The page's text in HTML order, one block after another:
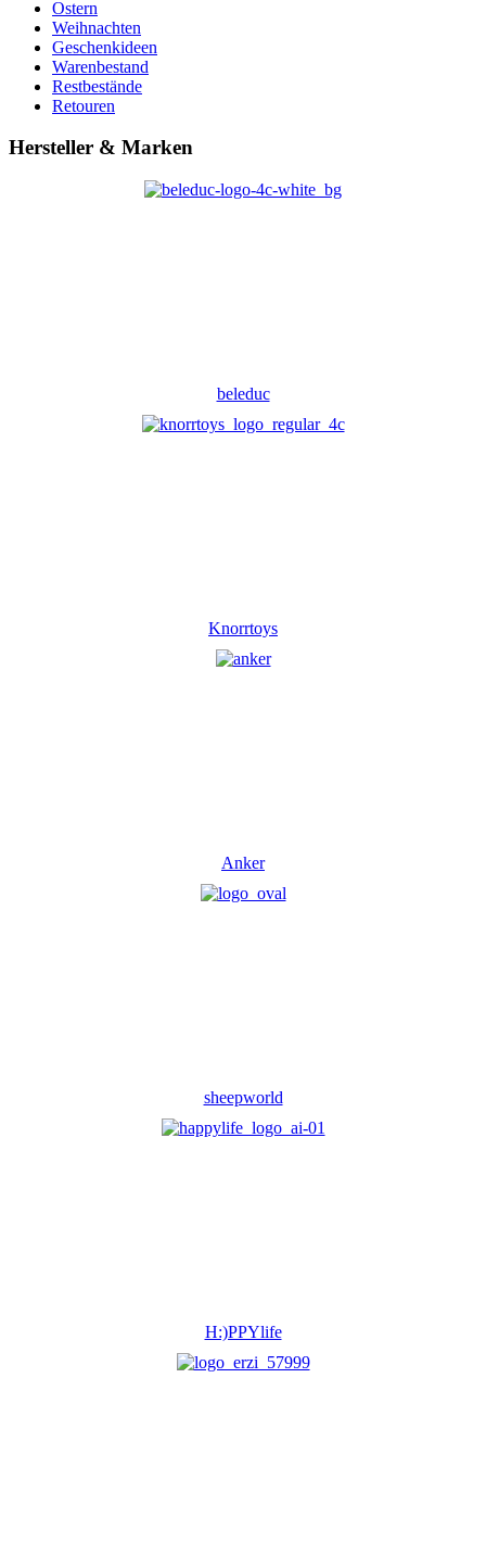
Ostern
Weihnachten
Geschenkideen
Warenbestand
Restbestände
Retouren
Hersteller & Marken
beleduc
Knorrtoys
Anker
sheepworld
H:)PPYlife